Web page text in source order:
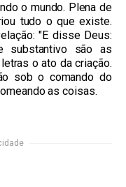
o mundo. Plena de
tudo o que existe.
"E disse Deus:
substantivo são as
o ato da criação.
sob o comando do
as coisas.